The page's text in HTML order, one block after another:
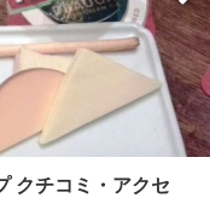
クチコミ・アクセ